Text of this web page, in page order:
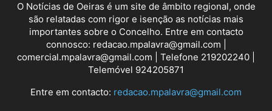
O Notícias de Oeiras é um site de âmbito regional, onde
são relatadas com rigor e isenção as notícias mais
importantes sobre o Concelho. Entre em contacto
connosco: redacao.mpalavra@gmail.com |
comercial.mpalavra@gmail.com | Telefone 219202240 |
Telemóvel 924205871
Entre em contacto: redacao.mpalavra@gmail.com